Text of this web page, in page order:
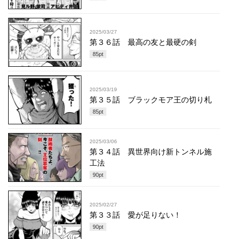
2025/03/27
第３６話 最高の友と最硬の剣
85pt
2025/03/19
第３５話 ブラックモア王の切り札
85pt
2025/03/06
第３４話 異世界向け新トンネル施
工法
90pt
2025/02/27
第３３話 愛が足りない！
90pt